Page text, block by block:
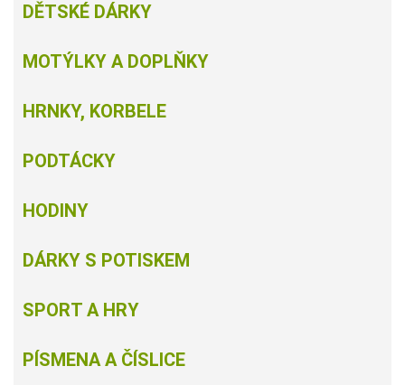
DĚTSKÉ DÁRKY
MOTÝLKY A DOPLŇKY
HRNKY, KORBELE
PODTÁCKY
HODINY
DÁRKY S POTISKEM
SPORT A HRY
PÍSMENA A ČÍSLICE